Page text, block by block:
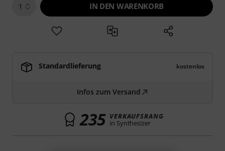
1 IN DEN WARENKORB
Standardlieferung kostenlos
Infos zum Versand
235 VERKAUFSRANG
in Synthesizer